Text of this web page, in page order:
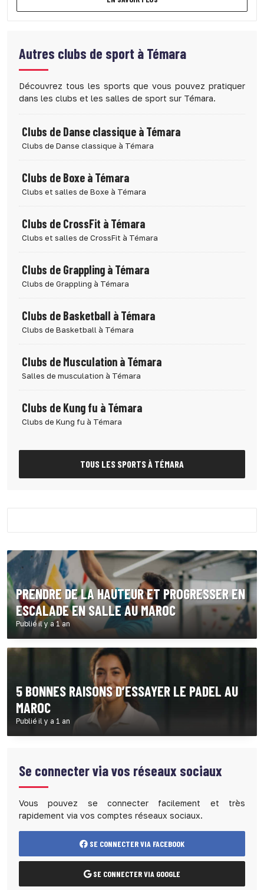
Autres clubs de sport à Témara
Découvrez tous les sports que vous pouvez pratiquer
dans les clubs et les salles de sport sur Témara.
Clubs de Danse classique à Témara
Clubs de Danse classique à Témara
Clubs de Boxe à Témara
Clubs et salles de Boxe à Témara
Clubs de CrossFit à Témara
Clubs et salles de CrossFit à Témara
Clubs de Grappling à Témara
Clubs de Grappling à Témara
Clubs de Basketball à Témara
Clubs de Basketball à Témara
Clubs de Musculation à Témara
Salles de musculation à Témara
Clubs de Kung fu à Témara
Clubs de Kung fu à Témara
TOUS LES SPORTS À TÉMARA
PRENDRE DE LA HAUTEUR ET PROGRESSER EN
ESCALADE EN SALLE AU MAROC
Publié il y a 1 an
5 BONNES RAISONS D’ESSAYER LE PADEL AU
MAROC
Publié il y a 1 an
Se connecter via vos réseaux sociaux
Vous pouvez se connecter facilement et très
rapidement via vos comptes réseaux sociaux.
SE CONNECTER VIA FACEBOOK
SE CONNECTER VIA GOOGLE